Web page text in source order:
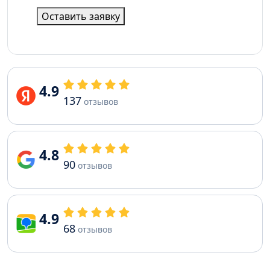
Оставить заявку
4.9 137 отзывов
4.8 90 отзывов
4.9 68 отзывов